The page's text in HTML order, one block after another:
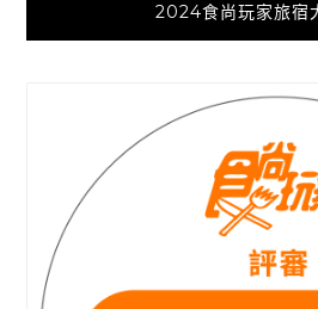
2024食尚玩家旅宿